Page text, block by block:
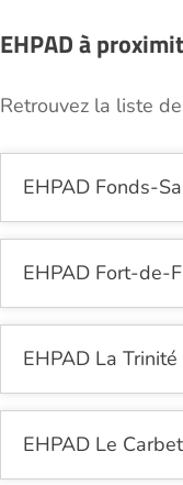
EHPAD à
Retrouvez la liste
EHPAD Fonds-
EHPAD Fort-de-
EHPAD La
EHPAD Le